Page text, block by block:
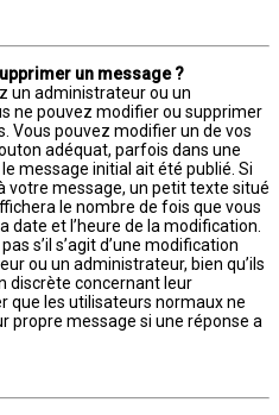
un message ?
un administrateur ou un
ne pouvez modifier ou supprimer
Vous pouvez modifier un de vos
adéquat, parfois dans une
message initial ait été publié. Si
votre message, un petit texte situé
le nombre de fois que vous
date et l’heure de la modification.
s’il s’agit d’une modification
ou un administrateur, bien qu’ils
discrète concernant leur
que les utilisateurs normaux ne
propre message si une réponse a